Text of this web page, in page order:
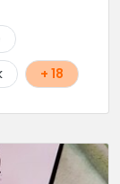
seconde
+ 18